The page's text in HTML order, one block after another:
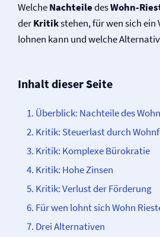
WelcheNachteiledesWohn-
derKritikstehen, für wen sich
lohnen kann und welche
Inhalt dieser Seite
Überblick: Nachteile des
Kritik: Steuerlast durch
Kritik: Komplexe Bürokratie
Kritik: Hohe Zinsen
Kritik: Verlust der Förderung
Für wen lohnt sich Wohn
Drei Alternativen